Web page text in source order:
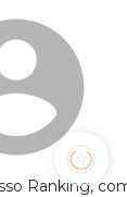
Ranking,